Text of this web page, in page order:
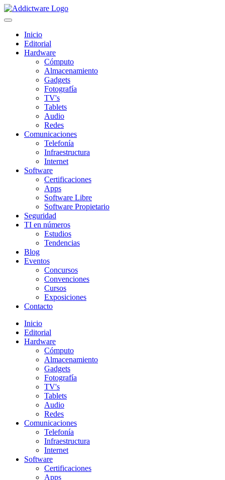
Inicio
Editorial
Hardware
Cómputo
Almacenamiento
Gadgets
Fotografía
TV's
Tablets
Audio
Redes
Comunicaciones
Telefonía
Infraestructura
Internet
Software
Certificaciones
Apps
Software Libre
Software Propietario
Seguridad
TI en números
Estudios
Tendencias
Blog
Eventos
Concursos
Convenciones
Cursos
Exposiciones
Contacto
Inicio
Editorial
Hardware
Cómputo
Almacenamiento
Gadgets
Fotografía
TV's
Tablets
Audio
Redes
Comunicaciones
Telefonía
Infraestructura
Internet
Software
Certificaciones
Apps